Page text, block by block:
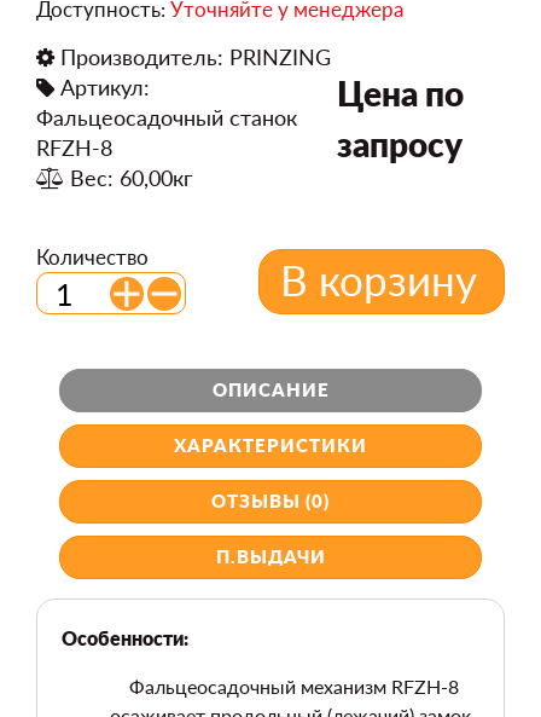
Доступность: Уточняйте у менеджера
Производитель: PRINZING
Артикул:
Фальцеосадочный станок
RFZH-8
Вес: 60,00кг
Цена по
запросу
Количество В корзину
ОПИСАНИЕ
ХАРАКТЕРИСТИКИ
ОТЗЫВЫ (0)
П.ВЫДАЧИ
Особенности:
Фальцеосадочный механизм RFZH-8